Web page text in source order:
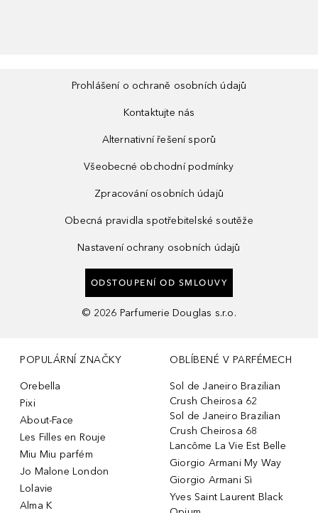
Prohlášení o ochraně osobních údajů
Kontaktujte nás
Alternativní řešení sporů
Všeobecné obchodní podmínky
Zpracování osobních údajů
Obecná pravidla spotřebitelské soutěže
Nastavení ochrany osobních údajů
ODSTOUPENÍ OD SMLOUVY
© 2026 Parfumerie Douglas s.r.o.
POPULÁRNÍ ZNAČKY
Orebella
Pixi
About-Face
Les Filles en Rouje
Miu Miu parfém
Jo Malone London
Lolavie
Alma K
OBLÍBENÉ V PARFÉMECH
Sol de Janeiro Brazilian
Crush Cheirosa 62
Sol de Janeiro Brazilian
Crush Cheirosa 68
Lancôme La Vie Est Belle
Giorgio Armani My Way
Giorgio Armani Sì
Yves Saint Laurent Black